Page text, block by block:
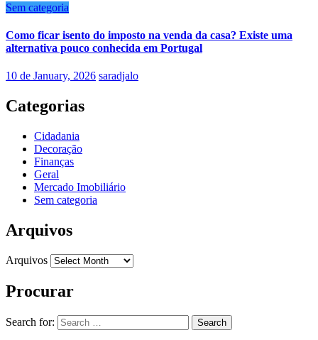
Sem categoria
Como ficar isento do imposto na venda da casa? Existe uma
alternativa pouco conhecida em Portugal
10 de January, 2026 saradjalo
Categorias
Cidadania
Decoração
Finanças
Geral
Mercado Imobiliário
Sem categoria
Arquivos
Arquivos
Procurar
Search for: